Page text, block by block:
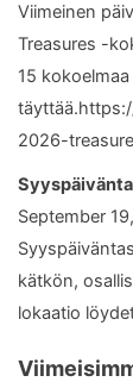
Viimeinen
Treasures -
15
2026-
September
kätkön,
lokaatio